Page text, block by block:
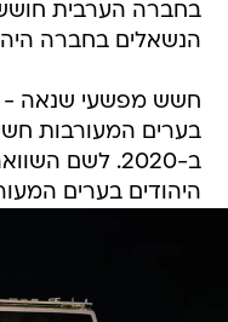
הנשאלים בחברה
בערים המעורבות
היהודים בערים